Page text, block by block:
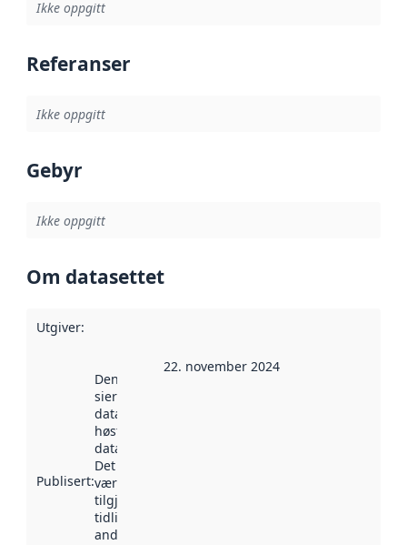
Ikke oppgitt
Referanser
Ikke oppgitt
Gebyr
Ikke oppgitt
Om datasettet
Utgiver:
Publisert:
Denne datoen
sier når
datasettet ble
høstet av
data.norge.no.
Det kan ha
vært
tilgjengelig
tidligere
andre steder.
22. november 2024